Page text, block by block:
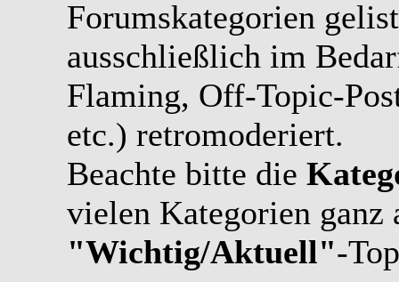
Forumskategorien
ausschließlich im
Flaming, Off-Topic-
etc.) retromoderiert.
Beachte bitte die
vielen Kategorien ganz
"Wichtig/Aktuell"-